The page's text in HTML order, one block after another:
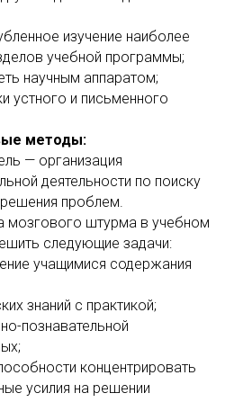
изучение наиболее
учебной программы;
научным аппаратом;
и письменного
методы:
— организация
деятельности по поиску
решения проблем.
мозгового штурма в учебном
следующие задачи:
учащимися содержания
знаний с практикой;
познавательной
концентрировать
усилия на решении